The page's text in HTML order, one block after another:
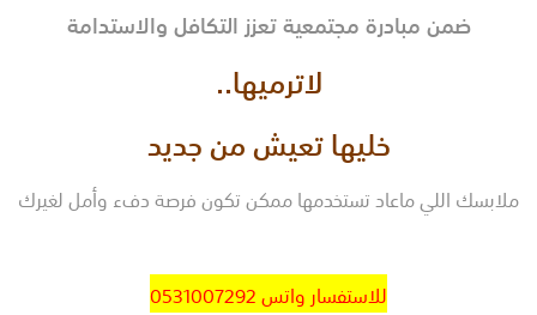
ضمن مبادرة مجتمعية تعزز التكافل والاستدامة
لاترميها..
خليها تعيش من جديد
ملابسك اللي ماعاد تستخدمها ممكن تكون فرصة دفء وأمل لغيرك
للاستفسار واتس 0531007292